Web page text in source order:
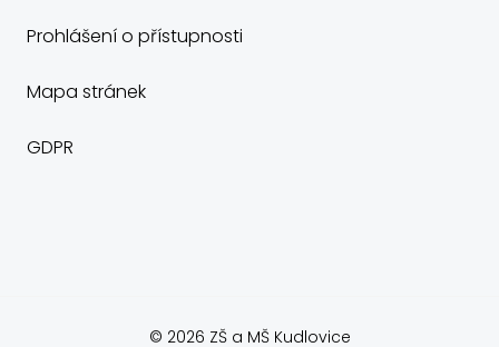
Prohlášení o přístupnosti
Mapa stránek
GDPR
© 2026 ZŠ a MŠ Kudlovice